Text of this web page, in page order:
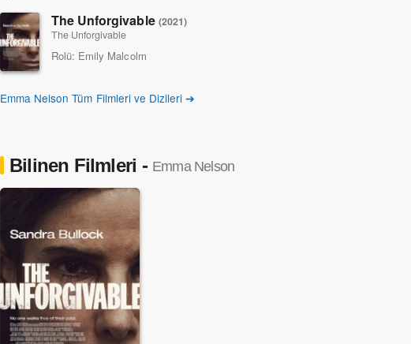
The Unforgivable (2021)
The Unforgivable
Rolü: Emily Malcolm
Emma Nelson Tüm Filmleri ve Dizileri ➔
Bilinen Filmleri - Emma Nelson